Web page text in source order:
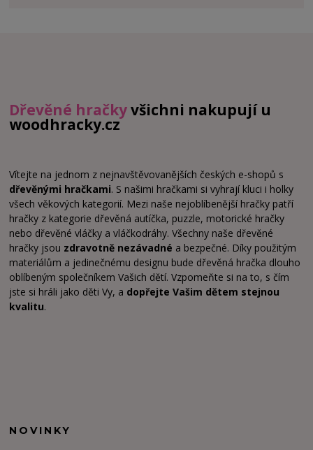
Dřevěné hračkyvšichni nakupují u
woodhracky.cz
Vítejte na jednom z nejnavštěvovanějších českých e-shopů s
dřevěnými hračkami. S našimi hračkami si vyhrají kluci i holky
všech věkových kategorií. Mezi naše nejoblíbenější hračky patří
hračky z kategorie dřevěná autíčka, puzzle, motorické hračky
nebo dřevěné vláčky a vláčkodráhy. Všechny naše dřevěné
hračky jsou zdravotně nezávadné a bezpečné. Díky použitým
materiálům a jedinečnému designu bude dřevěná hračka dlouho
oblíbeným společníkem Vašich dětí. Vzpomeňte si na to, s čím
jste si hráli jako děti Vy, a dopřejte Vašim dětem stejnou
kvalitu.
NOVINKY